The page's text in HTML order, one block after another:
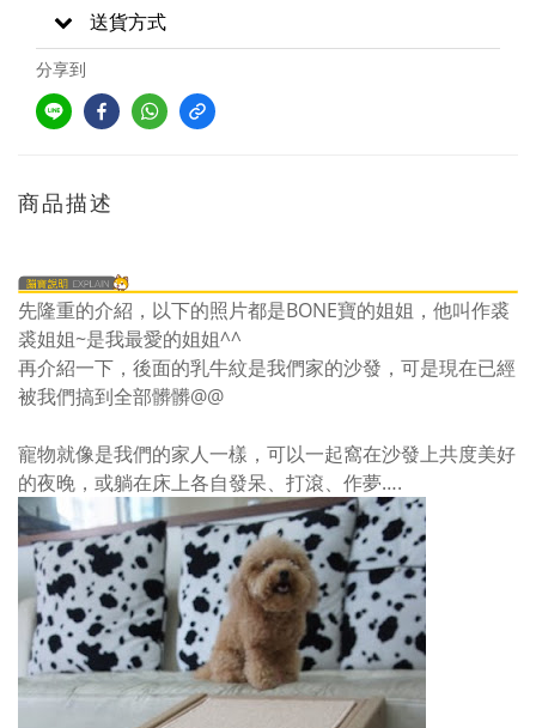
送貨方式
分享到
商品描述
先隆重的介紹，以下的照片都是BONE寶的姐姐，他叫作裘
裘姐姐~是我最愛的姐姐^^
再介紹一下，後面的乳牛紋是我們家的沙發，可是現在已經
被我們搞到全部髒髒@@
寵物就像是我們的家人一樣，可以一起窩在沙發上共度美好
的夜晚，或躺在床上各自發呆、打滾、作夢….